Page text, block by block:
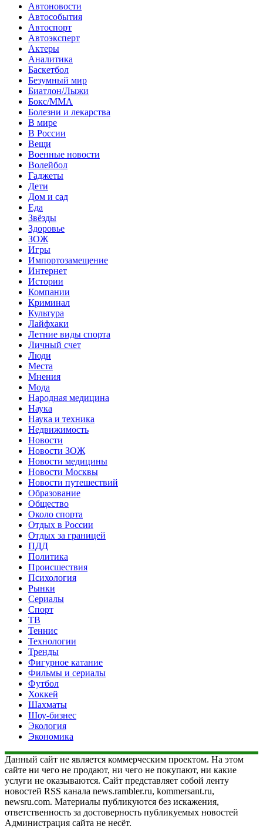
Автоновости
Автособытия
Автоспорт
Автоэксперт
Актеры
Аналитика
Баскетбол
Безумный мир
Биатлон/Лыжи
Бокс/MMA
Болезни и лекарства
В мире
В России
Вещи
Военные новости
Волейбол
Гаджеты
Дети
Дом и сад
Еда
Звёзды
Здоровье
ЗОЖ
Игры
Импортозамещение
Интернет
Истории
Компании
Криминал
Культура
Лайфхаки
Летние виды спорта
Личный счет
Люди
Места
Мнения
Мода
Народная медицина
Наука
Наука и техника
Недвижимость
Новости
Новости ЗОЖ
Новости медицины
Новости Москвы
Новости путешествий
Образование
Общество
Около спорта
Отдых в России
Отдых за границей
ПДД
Политика
Происшествия
Психология
Рынки
Сериалы
Спорт
ТВ
Теннис
Технологии
Тренды
Фигурное катание
Фильмы и сериалы
Футбол
Хоккей
Шахматы
Шоу-бизнес
Экология
Экономика
Данный сайт не является коммерческим проектом. На этом
сайте ни чего не продают, ни чего не покупают, ни какие
услуги не оказываются. Сайт представляет собой ленту
новостей RSS канала news.rambler.ru, kommersant.ru,
newsru.com. Материалы публикуются без искажения,
ответственность за достоверность публикуемых новостей
Администрация сайта не несёт.